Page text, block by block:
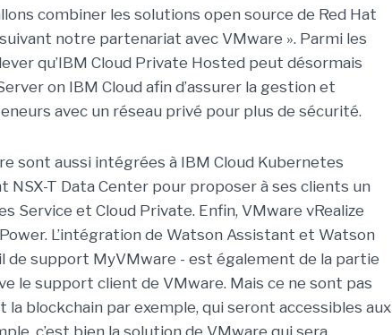
combiner les solutions open source de Red Hat
notre partenariat avec VMware ». Parmi les
qu’IBM Cloud Private Hosted peut désormais
on IBM Cloud afin d’assurer la gestion et
avec un réseau privé pour plus de sécurité.
sont aussi intégrées à IBM Cloud Kubernetes
NSX-T Data Center pour proposer à ses clients un
Service et Cloud Private. Enfin, VMware vRealize
L’intégration de Watson Assistant et Watson
de support MyVMware - est également de la partie
le support client de VMware. Mais ce ne sont pas
la blockchain par exemple, qui seront accessibles aux
c’est bien la solution de VMware qui sera